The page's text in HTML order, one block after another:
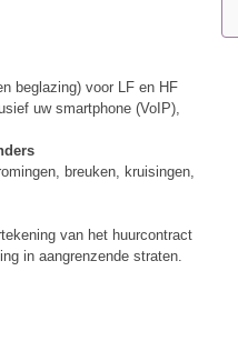
beglazing) voor LF en HF
uw smartphone (VoIP),
breuken, kruisingen,
van het huurcontract
in aangrenzende straten.